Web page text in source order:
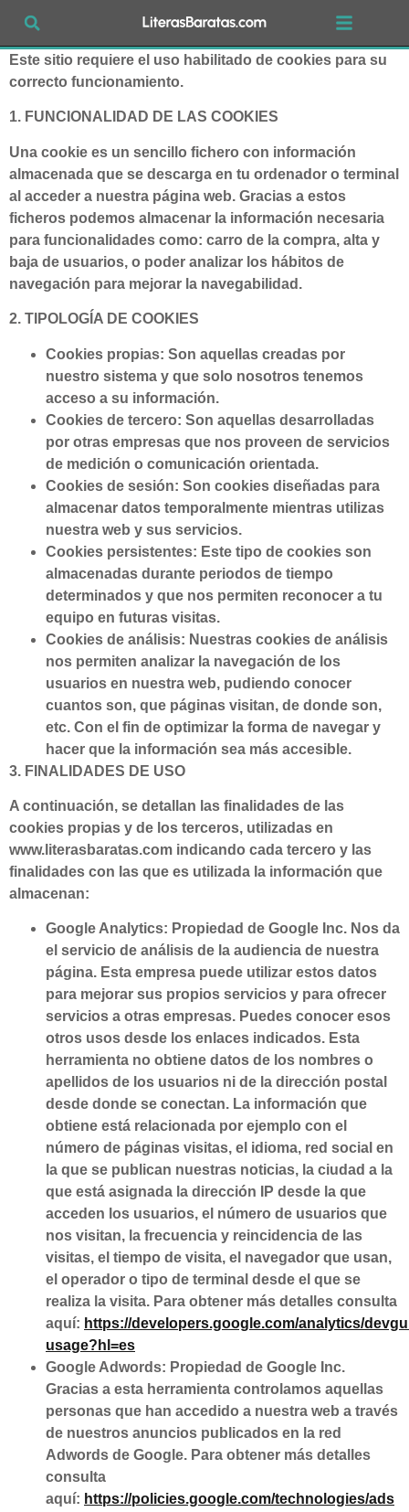
Este sitio requiere el uso habilitado de cookies para su
correcto funcionamiento.
1. FUNCIONALIDAD DE LAS COOKIES
Una cookie es un sencillo fichero con información
almacenada que se descarga en tu ordenador o terminal
al acceder a nuestra página web. Gracias a estos
ficheros podemos almacenar la información necesaria
para funcionalidades como: carro de la compra, alta y
baja de usuarios, o poder analizar los hábitos de
navegación para mejorar la navegabilidad.
2. TIPOLOGÍA DE COOKIES
Cookies propias: Son aquellas creadas por
nuestro sistema y que solo nosotros tenemos
acceso a su información.
Cookies de tercero: Son aquellas desarrolladas
por otras empresas que nos proveen de servicios
de medición o comunicación orientada.
Cookies de sesión: Son cookies diseñadas para
almacenar datos temporalmente mientras utilizas
nuestra web y sus servicios.
Cookies persistentes: Este tipo de cookies son
almacenadas durante periodos de tiempo
determinados y que nos permiten reconocer a tu
equipo en futuras visitas.
Cookies de análisis: Nuestras cookies de análisis
nos permiten analizar la navegación de los
usuarios en nuestra web, pudiendo conocer
cuantos son, que páginas visitan, de donde son,
etc. Con el fin de optimizar la forma de navegar y
hacer que la información sea más accesible.
3. FINALIDADES DE USO
A continuación, se detallan las finalidades de las
cookies propias y de los terceros, utilizadas en
www.literasbaratas.com indicando cada tercero y las
finalidades con las que es utilizada la información que
almacenan:
Google Analytics: Propiedad de Google Inc. Nos da
el servicio de análisis de la audiencia de nuestra
página. Esta empresa puede utilizar estos datos
para mejorar sus propios servicios y para ofrecer
servicios a otras empresas. Puedes conocer esos
otros usos desde los enlaces indicados. Esta
herramienta no obtiene datos de los nombres o
apellidos de los usuarios ni de la dirección postal
desde donde se conectan. La información que
obtiene está relacionada por ejemplo con el
número de páginas visitas, el idioma, red social en
la que se publican nuestras noticias, la ciudad a la
que está asignada la dirección IP desde la que
acceden los usuarios, el número de usuarios que
nos visitan, la frecuencia y reincidencia de las
visitas, el tiempo de visita, el navegador que usan,
el operador o tipo de terminal desde el que se
realiza la visita. Para obtener más detalles consulta
aquí: https://developers.google.com/analytics/
usage?hl=es
Google Adwords: Propiedad de Google Inc.
Gracias a esta herramienta controlamos aquellas
personas que han accedido a nuestra web a través
de nuestros anuncios publicados en la red
Adwords de Google. Para obtener más detalles
consulta
aquí: https://policies.google.com/technologies/ads